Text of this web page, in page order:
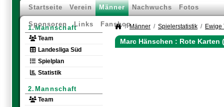
Startseite Verein Männer Nachwuchs Fotos
Sponsoren Links Fanshop
1.Mannschaft
Team
Landesliga Süd
Spielplan
Statistik
2.Mannschaft
Team
Männer Spielerstatistik Ewige
Marc Hänschen : Rote Karten